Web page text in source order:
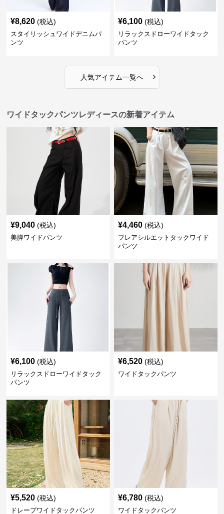
¥8,620 (税込)
スタイリッシュワイドデニムパ
ンツ
¥6,100 (税込)
リラックスドローワイドタック
パンツ
人気アイテム一覧へ ›
ワイドタックパンツレディースの新着アイテム
¥9,040 (税込)
美脚ワイドパンツ
¥4,460 (税込)
フレアシルエットタックワイド
パンツ
¥6,100 (税込)
リラックスドローワイドタック
パンツ
¥6,520 (税込)
ワイドタックパンツ
¥5,520 (税込)
ドレープワイドタックパンツ
¥6,780 (税込)
ワイドタックパンツ